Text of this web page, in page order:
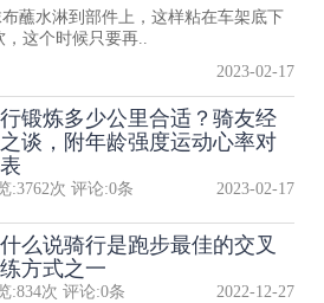
蘸水淋到部件上，这样粘在车架底下
，这个时候只要再..
2023-02-17
锻炼多少公里合适？骑友经
谈，附年龄强度运动心率对
:3762次 评论:0条 2023-02-17
么说骑行是跑步最佳的交叉
方式之一
:834次 评论:0条 2022-12-27